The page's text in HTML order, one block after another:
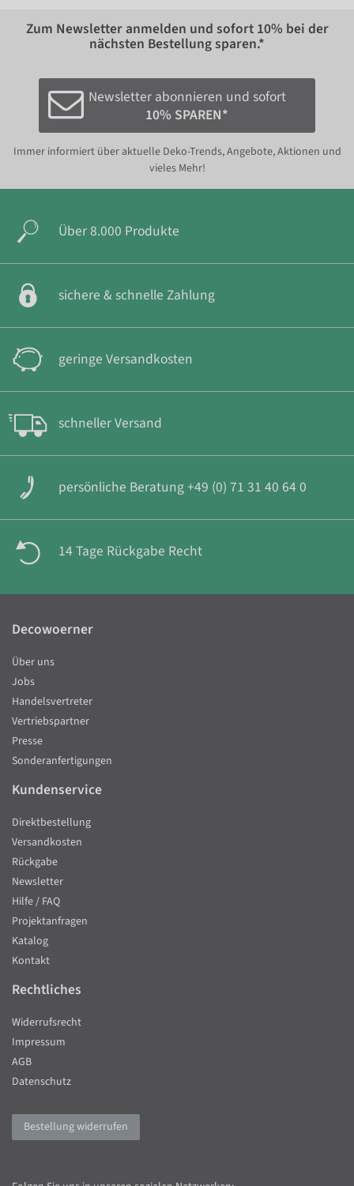
Zum Newsletter anmelden und sofort 10% bei der
nächsten Bestellung sparen.*
Newsletter abonnieren und sofort
10% SPAREN*
Immer informiert über aktuelle Deko-Trends, Angebote, Aktionen und
vieles Mehr!
Über 8.000 Produkte
sichere & schnelle Zahlung
geringe Versandkosten
schneller Versand
persönliche Beratung +49 (0) 71 31 40 64 0
14 Tage Rückgabe Recht
Decowoerner
Über uns
Jobs
Handelsvertreter
Vertriebspartner
Presse
Sonderanfertigungen
Kundenservice
Direktbestellung
Versandkosten
Rückgabe
Newsletter
Hilfe / FAQ
Projektanfragen
Katalog
Kontakt
Rechtliches
Widerrufsrecht
Impressum
AGB
Datenschutz
Bestellung widerrufen